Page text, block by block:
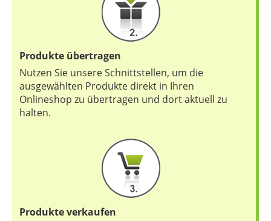
Produkte übertragen
Nutzen Sie unsere Schnittstellen, um die
ausgewählten Produkte direkt in Ihren
Onlineshop zu übertragen und dort aktuell zu
halten.
Produkte verkaufen